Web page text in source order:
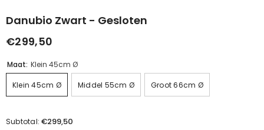
Danubio Zwart - Gesloten
€299,50
Maat: Klein 45cm Ø
Klein 45cm Ø Middel 55cm Ø Groot 66cm Ø
Subtotal:€299,50